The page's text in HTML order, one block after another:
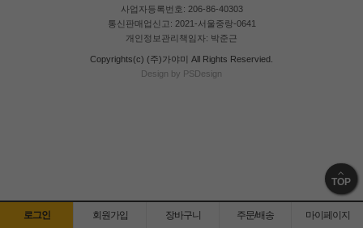
사업자등록번호: 206-86-40303
통신판매업신고: 2021-서울중랑-0641
개인정보관리책임자: 박준근
Copyrights(c) (주)가야미 All Rights Reservied.
Design by PSDesign
TOP
로그인 회원가입 장바구니 주문/배송 마이페이지